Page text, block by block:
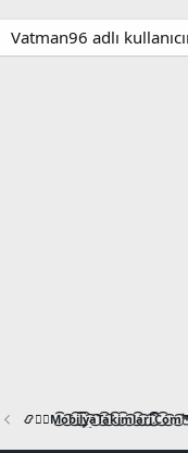
Vatman96 adlı